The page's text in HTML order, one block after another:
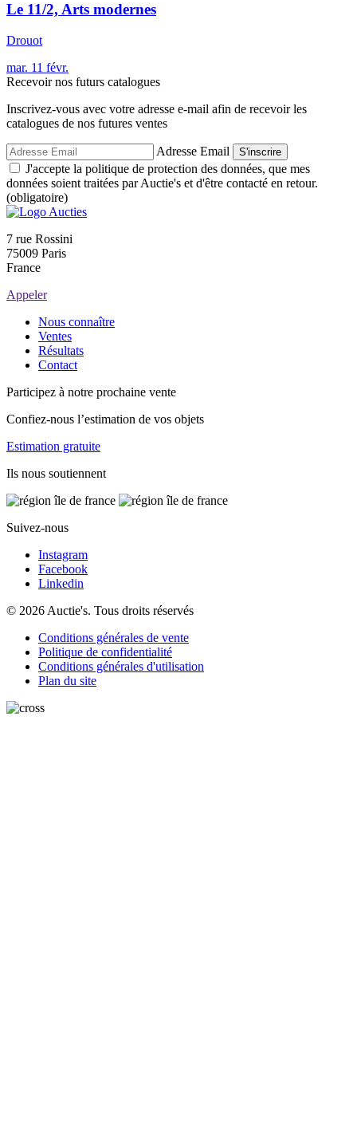
Le 11/2, Arts modernes
Drouot
mar. 11 févr.
Recevoir nos futurs catalogues
Inscrivez-vous avec votre adresse e-mail afin de recevoir les
catalogues de nos futures ventes
Adresse Email S'inscrire
J'accepte la politique de protection des données, que mes
données soient traitées par Auctie's et d'être contacté en retour.
(obligatoire)
7 rue Rossini
75009 Paris
France
Appeler
Nous connaître
Ventes
Résultats
Contact
Participez à notre prochaine vente
Confiez-nous l’estimation de vos objets
Estimation gratuite
Ils nous soutiennent
Suivez-nous
Instagram
Facebook
Linkedin
© 2026 Auctie's. Tous droits réservés
Conditions générales de vente
Politique de confidentialité
Conditions générales d'utilisation
Plan du site